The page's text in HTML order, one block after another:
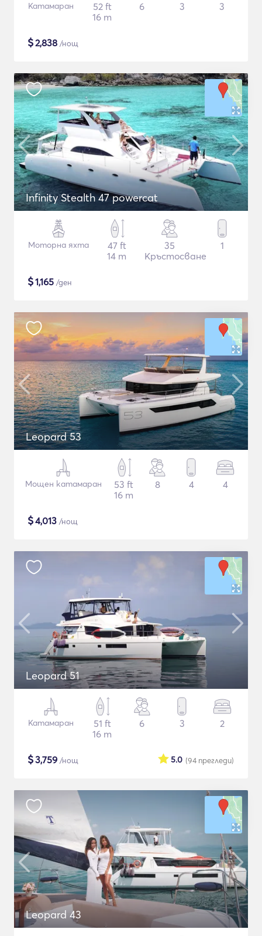
Катамаран
52 ft
16 m
6 3 3
$2,838 /нощ
Infinity Stealth 47 powercat
Моторна яхта
47 ft
14 m
35
Кръстосване
1
$1,165 /ден
Leopard 53
Мощен катамаран
53 ft
16 m
8 4 4
$4,013 /нощ
Leopard 51
Катамаран
51 ft
16 m
6 3 2
$3,759 /нощ (94 прегледи)
5.0
Leopard 43